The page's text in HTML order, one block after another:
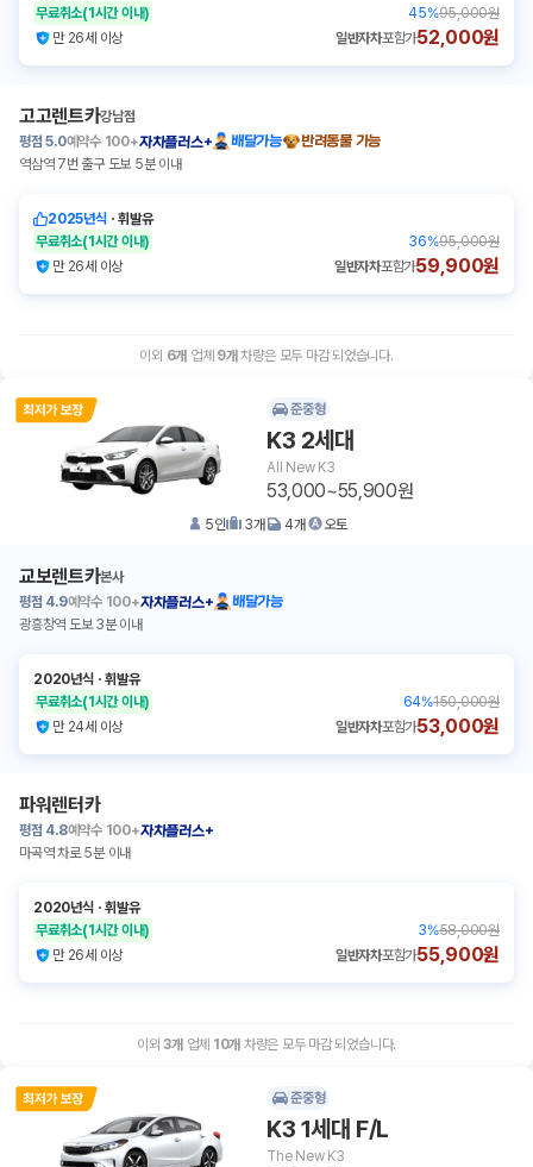
무료취소(1시간 이내) 45%95,000원
만 26세 이상
일반자차포함가52,000원
고고렌트카강남점
평점 5.0예약수 100+자차플러스+ 배달가능
반려동물 가능
역삼역 7번 출구 도보 5분 이내
2025년식 ㆍ휘발유
무료취소(1시간 이내) 36%95,000원
만 26세 이상
일반자차포함가59,900원
이외 6개 업체 9개 차량은 모두 마감 되었습니다.
준중형
K3 2세대
All New K3
53,000~55,900원
5인 3개 4개 오토
교보렌트카본사
평점 4.9예약수 100+자차플러스+
배달가능
광흥창역 도보 3분 이내
2020년식 ㆍ휘발유
무료취소(1시간 이내) 64%150,000원
만 24세 이상
일반자차포함가53,000원
파워렌터카
평점 4.8예약수 100+자차플러스+
마곡역 차로 5분 이내
2020년식 ㆍ휘발유
무료취소(1시간 이내) 3%58,000원
만 26세 이상
일반자차포함가55,900원
이외3개 업체 10개 차량은 모두 마감 되었습니다.
준중형
K3 1세대 F/L
The New K3